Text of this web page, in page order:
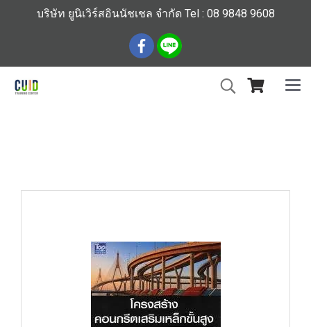
บริษัท ยูนิเวิร์สอินนัชเชล จำกัด Tel : 08 9848 9608